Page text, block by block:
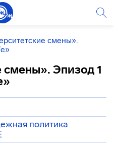
смены».
смены». Эпизод 1
политика